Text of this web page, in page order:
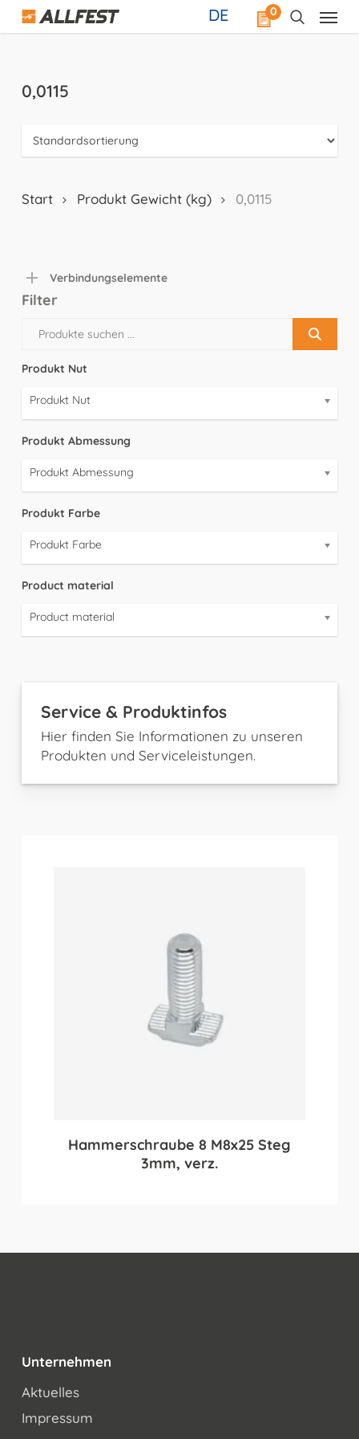
Skip
0
DE
0,0115
Start Produkt Gewicht (kg) 0,0115
Verbindungselemente
Filter
Produkt Nut
Produkt Nut
Produkt Abmessung
Produkt Abmessung
Produkt Farbe
Produkt Farbe
Product material
Product material
Service & Produktinfos
Hier finden Sie Informationen zu unseren
Produkten und Serviceleistungen.
Hammerschraube 8 M8x25 Steg
3mm, verz.
Unternehmen
Aktuelles
Impressum